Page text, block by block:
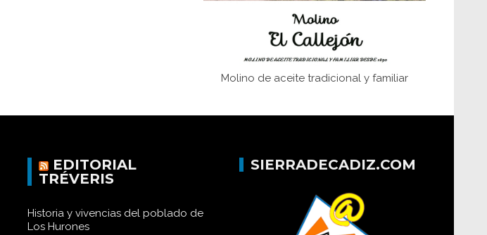
campo: del afán de saber a la
Historia y vivencias del poblado de Los
Molino de aceite tradicional y familiar
EDITORIAL
TRÉVERIS
Historia y vivencias del poblado de
Los Hurones
SIERRADECADIZ.COM